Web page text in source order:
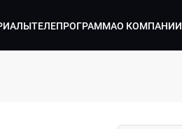
ТЕЛЕПРОГРАММАО КОМПАНИИ